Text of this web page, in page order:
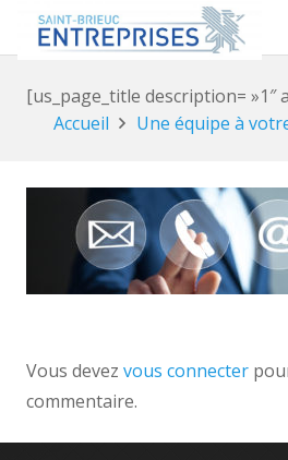
[us_page_title description= »1″
Accueil
Une équipe à
Vous devez vous connecter
commentaire.